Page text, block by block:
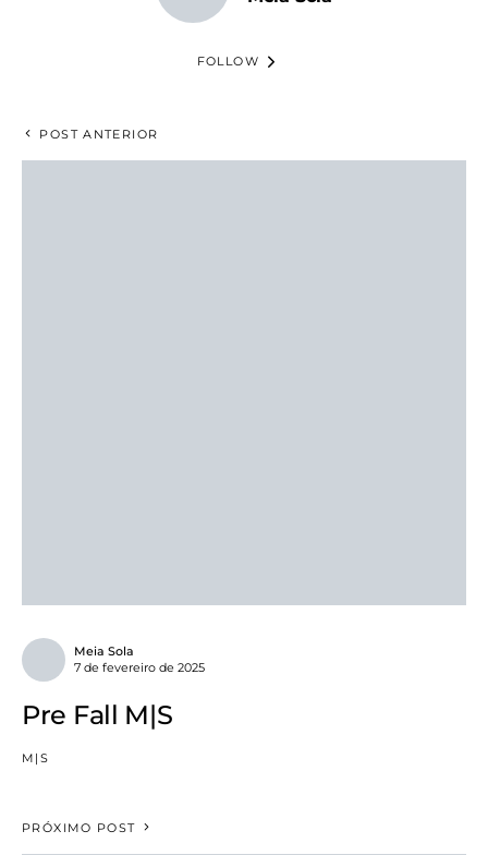
FOLLOW
POST ANTERIOR
Meia Sola
7 de fevereiro de 2025
Pre Fall M|S
M|S
PRÓXIMO POST